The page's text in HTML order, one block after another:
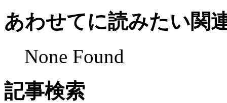
あわせてに読みたい関
None Found
記事検索